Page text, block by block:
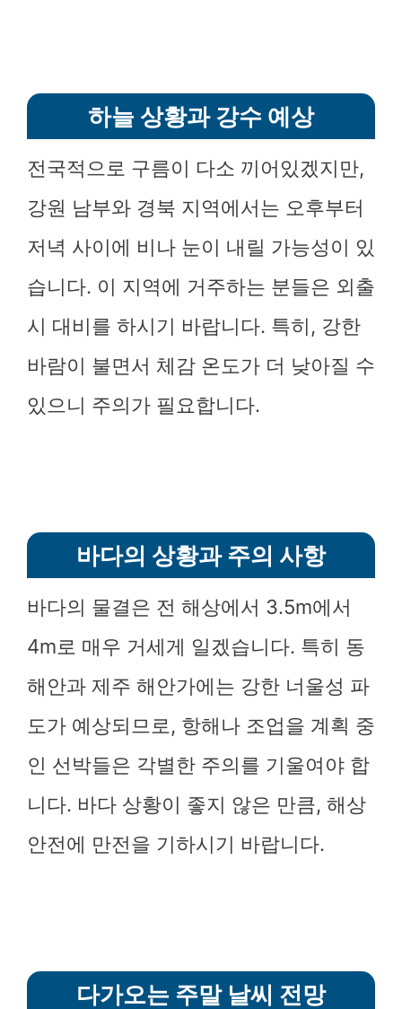
하늘 상황과 강수 예상
전국적으로 구름이 다소 끼어있겠지만,
강원 남부와 경북 지역에서는 오후부터
저녁 사이에 비나 눈이 내릴 가능성이 있
습니다. 이 지역에 거주하는 분들은 외출
시 대비를 하시기 바랍니다. 특히, 강한
바람이 불면서 체감 온도가 더 낮아질 수
있으니 주의가 필요합니다.
바다의 상황과 주의 사항
바다의 물결은 전 해상에서 3.5m에서
4m로 매우 거세게 일겠습니다. 특히 동
해안과 제주 해안가에는 강한 너울성 파
도가 예상되므로, 항해나 조업을 계획 중
인 선박들은 각별한 주의를 기울여야 합
니다. 바다 상황이 좋지 않은 만큼, 해상
안전에 만전을 기하시기 바랍니다.
다가오는 주말 날씨 전망